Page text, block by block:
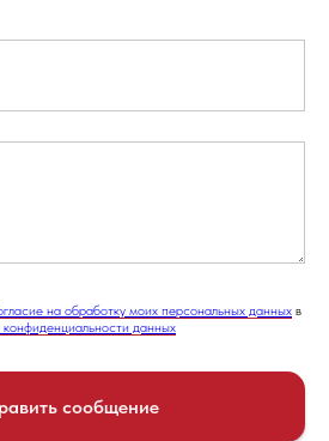
на обработку моих персональных данных в
данных
сообщение